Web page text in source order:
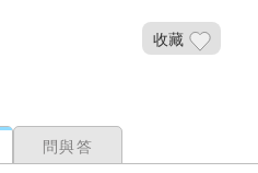
收藏
問與答